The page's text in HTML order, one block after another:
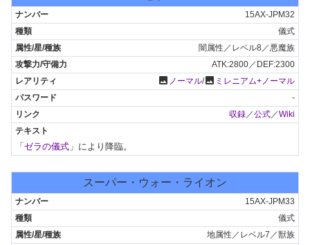
15AX-JPM32
儀式
闇属性／レベル8／悪魔族
ATK:2800／DEF:2300
photo ノーマル/photo ミレニアム+ノーマル
-
収録／公式／Wiki
「 ゼラの儀式 」により降臨。
スーパー・ウォー・ライオン
15AX-JPM33
儀式
地属性／レベル7／獣族